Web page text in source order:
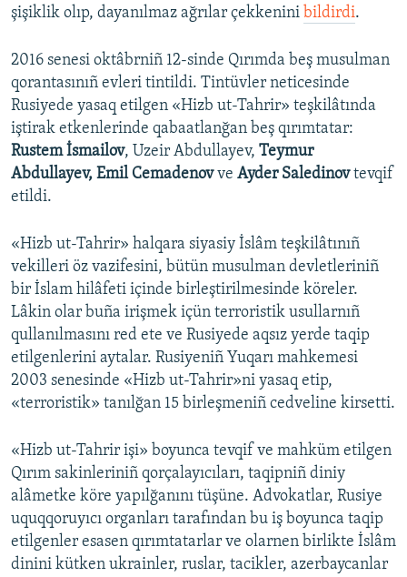
şişiklik olıp, dayanılmaz ağrılar çekkenini bildirdi.
2016 senesi oktâbrniñ 12-sinde Qırımda beş musulman
qorantasınıñ evleri tintildi. Tintüvler neticesinde
Rusiyede yasaq etilgen «Hizb ut-Tahrir» teşkilâtında
iştirak etkenlerinde qabaatlanğan beş qırımtatar:
Rustem İsmailov, Uzeir Abdullayev, Teymur
Abdullayev, Emil Cemadenovve Ayder Saledinovtevqif
etildi.
«Hizb ut-Tahrir» halqara siyasiy İslâm teşkilâtınıñ
vekilleri öz vazifesini, bütün musulman devletleriniñ
bir İslam hilâfeti içinde birleştirilmesinde köreler.
Lâkin olar buña irişmek içün terroristik usullarnıñ
qullanılmasını red ete ve Rusiyede aqsız yerde taqip
etilgenlerini aytalar. Rusiyeniñ Yuqarı mahkemesi
2003 senesinde «Hizb ut-Tahrir»ni yasaq etip,
«terroristik» tanılğan 15 birleşmeniñ cedveline kirsetti.
«Hizb ut-Tahrir işi» boyunca tevqif ve mahküm etilgen
Qırım sakinleriniñ qorçalayıcıları, taqipniñ diniy
alâmetke köre yapılğanını tüşüne. Advokatlar, Rusiye
uquqqoruyıcı organları tarafından bu iş boyunca taqip
etilgenler esasen qırımtatarlar ve olarnen birlikte İslâm
dinini kütken ukrainler, ruslar, tacikler, azerbaycanlar